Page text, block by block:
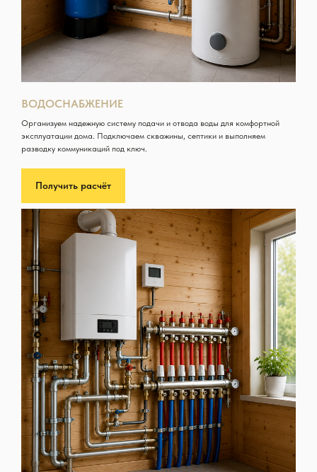
ВОДОСНАБЖЕНИЕ
Организуем надежную систему подачи и отвода воды для комфортной
эксплуатации дома. Подключаем скважины, септики и выполняем
разводку коммуникаций под ключ.
Получить расчёт